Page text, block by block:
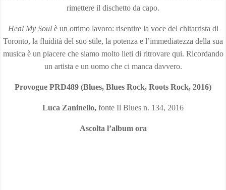
rimettere il dischetto da capo.
Heal My Soulè un ottimo lavoro: risentire la voce del chitarrista di
Toronto, la fluidità del suo stile, la potenza e l’immediatezza della sua
musica è un piacere che siamo molto lieti di ritrovare qui. Ricordando
un artista e un uomo che ci manca davvero.
Provogue PRD489 (Blues, Blues Rock, Roots Rock, 2016)
Luca Zaninello, fonte Il Blues n. 134, 2016
Ascolta l’album ora